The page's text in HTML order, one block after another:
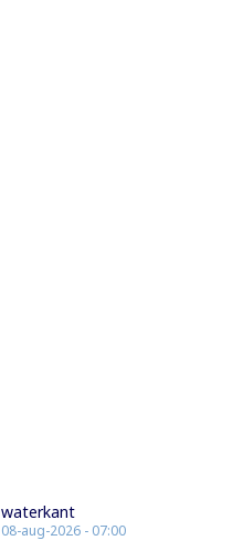
waterkant
08-aug-2026 - 07:00